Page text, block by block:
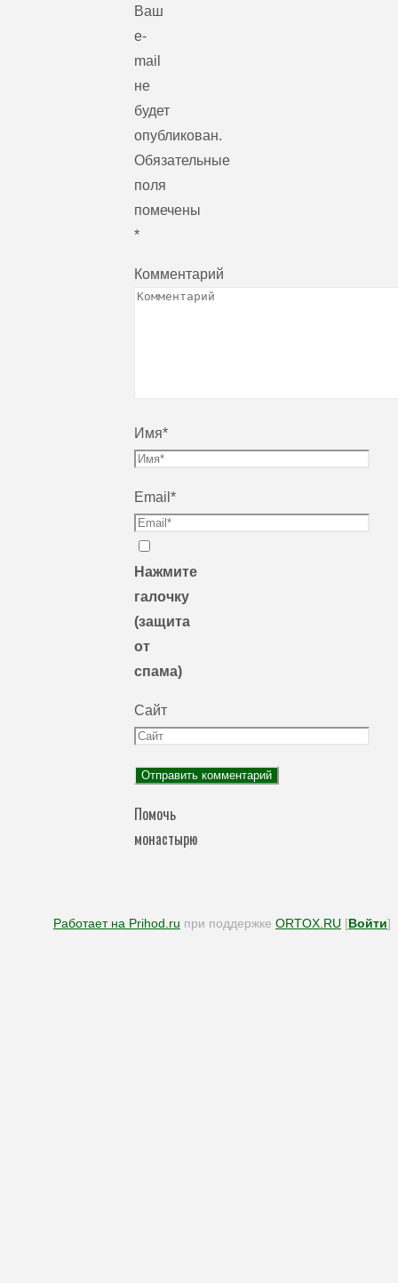
Ваш
e-
mail
не
будет
опубликован.
Обязательные
поля
помечены
*
Комментарий
Имя*
Email*
Нажмите
галочку
(защита
от
спама)
Сайт
Помочь
монастырю
Работает на Prihod.ru при поддержке ORTOX.RU [Войти]